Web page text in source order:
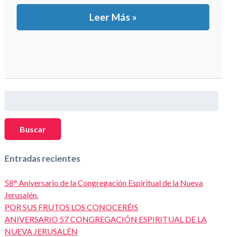
Leer Más »
Buscar
Entradas recientes
58° Aniversario de la Congregación Espiritual de la Nueva
Jerusalén.
POR SUS FRUTOS LOS CONOCERÉIS
ANIVERSARIO 57 CONGREGACIÓN ESPIRITUAL DE LA
NUEVA JERUSALÉN